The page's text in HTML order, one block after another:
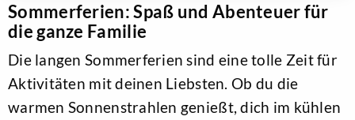
Sommerferien: Spaß und Abenteuer für
die ganze Familie
Die langen Sommerferien sind eine tolle Zeit für
Aktivitäten mit deinen Liebsten. Ob du die
warmen Sonnenstrahlen genießt, dich im kühlen